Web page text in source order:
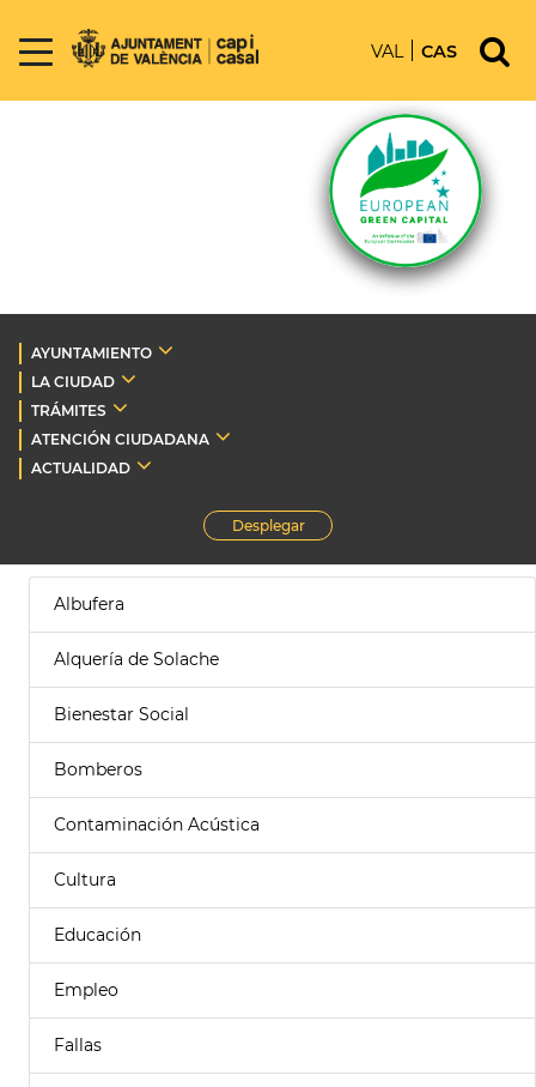
VAL CAS
AYUNTAMIENTO
LA CIUDAD
TRÁMITES
ATENCIÓN CIUDADANA
ACTUALIDAD
Desplegar
Albufera
Alquería de Solache
Bienestar Social
Bomberos
Contaminación Acústica
Cultura
Educación
Empleo
Fallas